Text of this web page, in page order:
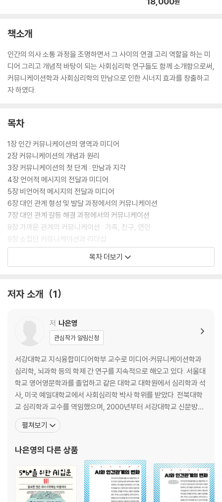
책소개
인간의 의사 소통 과정을 조명하면서 그 사이의 연결 고리 역할을 하는 미
디어 그리고 개념적 바탕이 되는 사회심리학 연구들도 함께 소개함으로써,
커뮤니케이션학과 사회심리학의 만남으로 인한 시너지 효과를 창출하고
자 하였다.
목차
1장 인간 커뮤니케이션의 영역과 미디어
2장 커뮤니케이션의 개념과 원리
3장 커뮤니케이션의 첫 단계 : 만남과 지각
4장 언어적 메시지의 전달과 미디어
5장 비언어적 메시지의 전달과 미디어
6장 대인 관계 형성 및 발달 과정에서의 커뮤니케이션
7장 대인 관계 갈등 해결 과정에서의 커뮤니케이션
8장 가까운 관계의 커뮤니케이션 : 가족, 친구, 연인
9장 소집단 커뮤니케이션과 리더십
10장 집단 간, 문화 간, 세대 간 커뮤니케이션
11장 설득 커뮤니케이션과 그 응용
14장 통합 미디어 시대의 인간 커뮤니케이션
목차 더보기
저자 소개 1
저 나은영
관심작가 알림신청
서강대학교 지식융합미디어학부 교수로 미디어·커뮤니케이션학과
심리학, 뇌과학 등의 학제 간 연구를 지속적으로 해오고 있다. 서울대
학교 영어영문학과를 졸업하고 같은 대학교 대학원에서 심리학과 석
사, 미국 예일대학교에서 사회심리학 박사 학위를 받았다. 전북대학
교 심리학과 교수를 역임했으며, 2000년부터 서강대학교 신문방송
학과 교수로 재직하고 있다. 융합 학문적 저서 《미디어 심리학》으로
한국방송학회 학술상(2010)을 수상했으며 이 외에도 《인간 커뮤니
한국언론학회 학술상(2016)을 수상한 “미디어 공간 인식과 프
펼쳐보기
나은영의 다른 상품